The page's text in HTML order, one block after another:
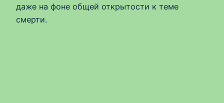
даже на фоне общей открытости к теме
смерти.